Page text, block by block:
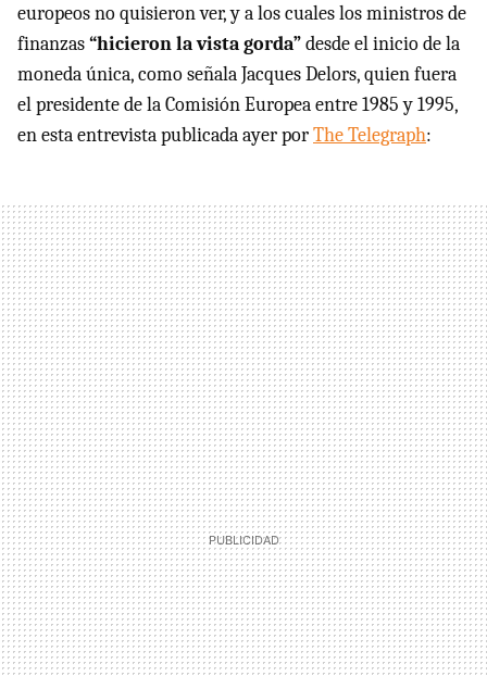
europeos no quisieron ver, y a los cuales los ministros de
finanzas“hicieron la vista gorda”desde el inicio de la
moneda única, como señala Jacques Delors, quien fuera
el presidente de la Comisión Europea entre 1985 y 1995,
en esta entrevista publicada ayer porThe Telegraph: